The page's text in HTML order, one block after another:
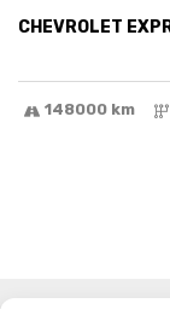
CHEVROLET
148000 km